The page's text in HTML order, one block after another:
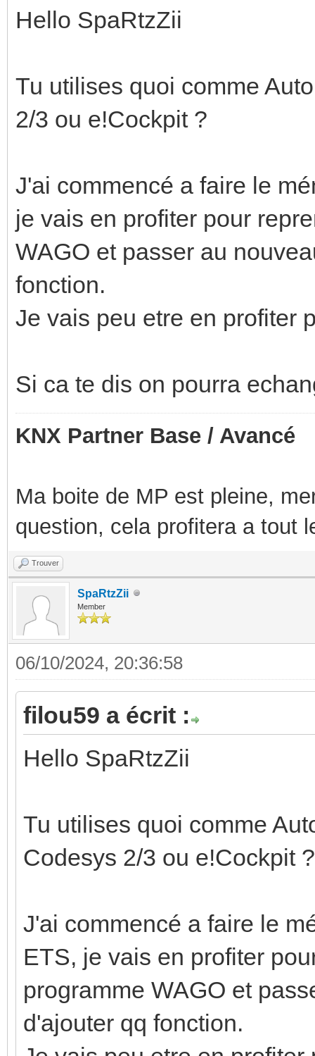
Hello SpaRtzZii
Tu utilises quoi comme
2/3 ou e!Cockpit ?
J'ai commencé a faire le
je vais en profiter pour
WAGO et passer au
fonction.
Je vais peu etre en profiter
Si ca te dis on pourra
KNX Partner Base / Avancé
Ma boite de MP est pleine,
question, cela profitera a tout
Trouver
SpaRtzZii
Member
06/10/2024, 20:36:58
filou59 a écrit :
Hello SpaRtzZii
Tu utilises quoi comme
Codesys 2/3 ou e!Cockpit ?
J'ai commencé a faire le
ETS, je vais en profiter
programme WAGO et
d'ajouter qq fonction.